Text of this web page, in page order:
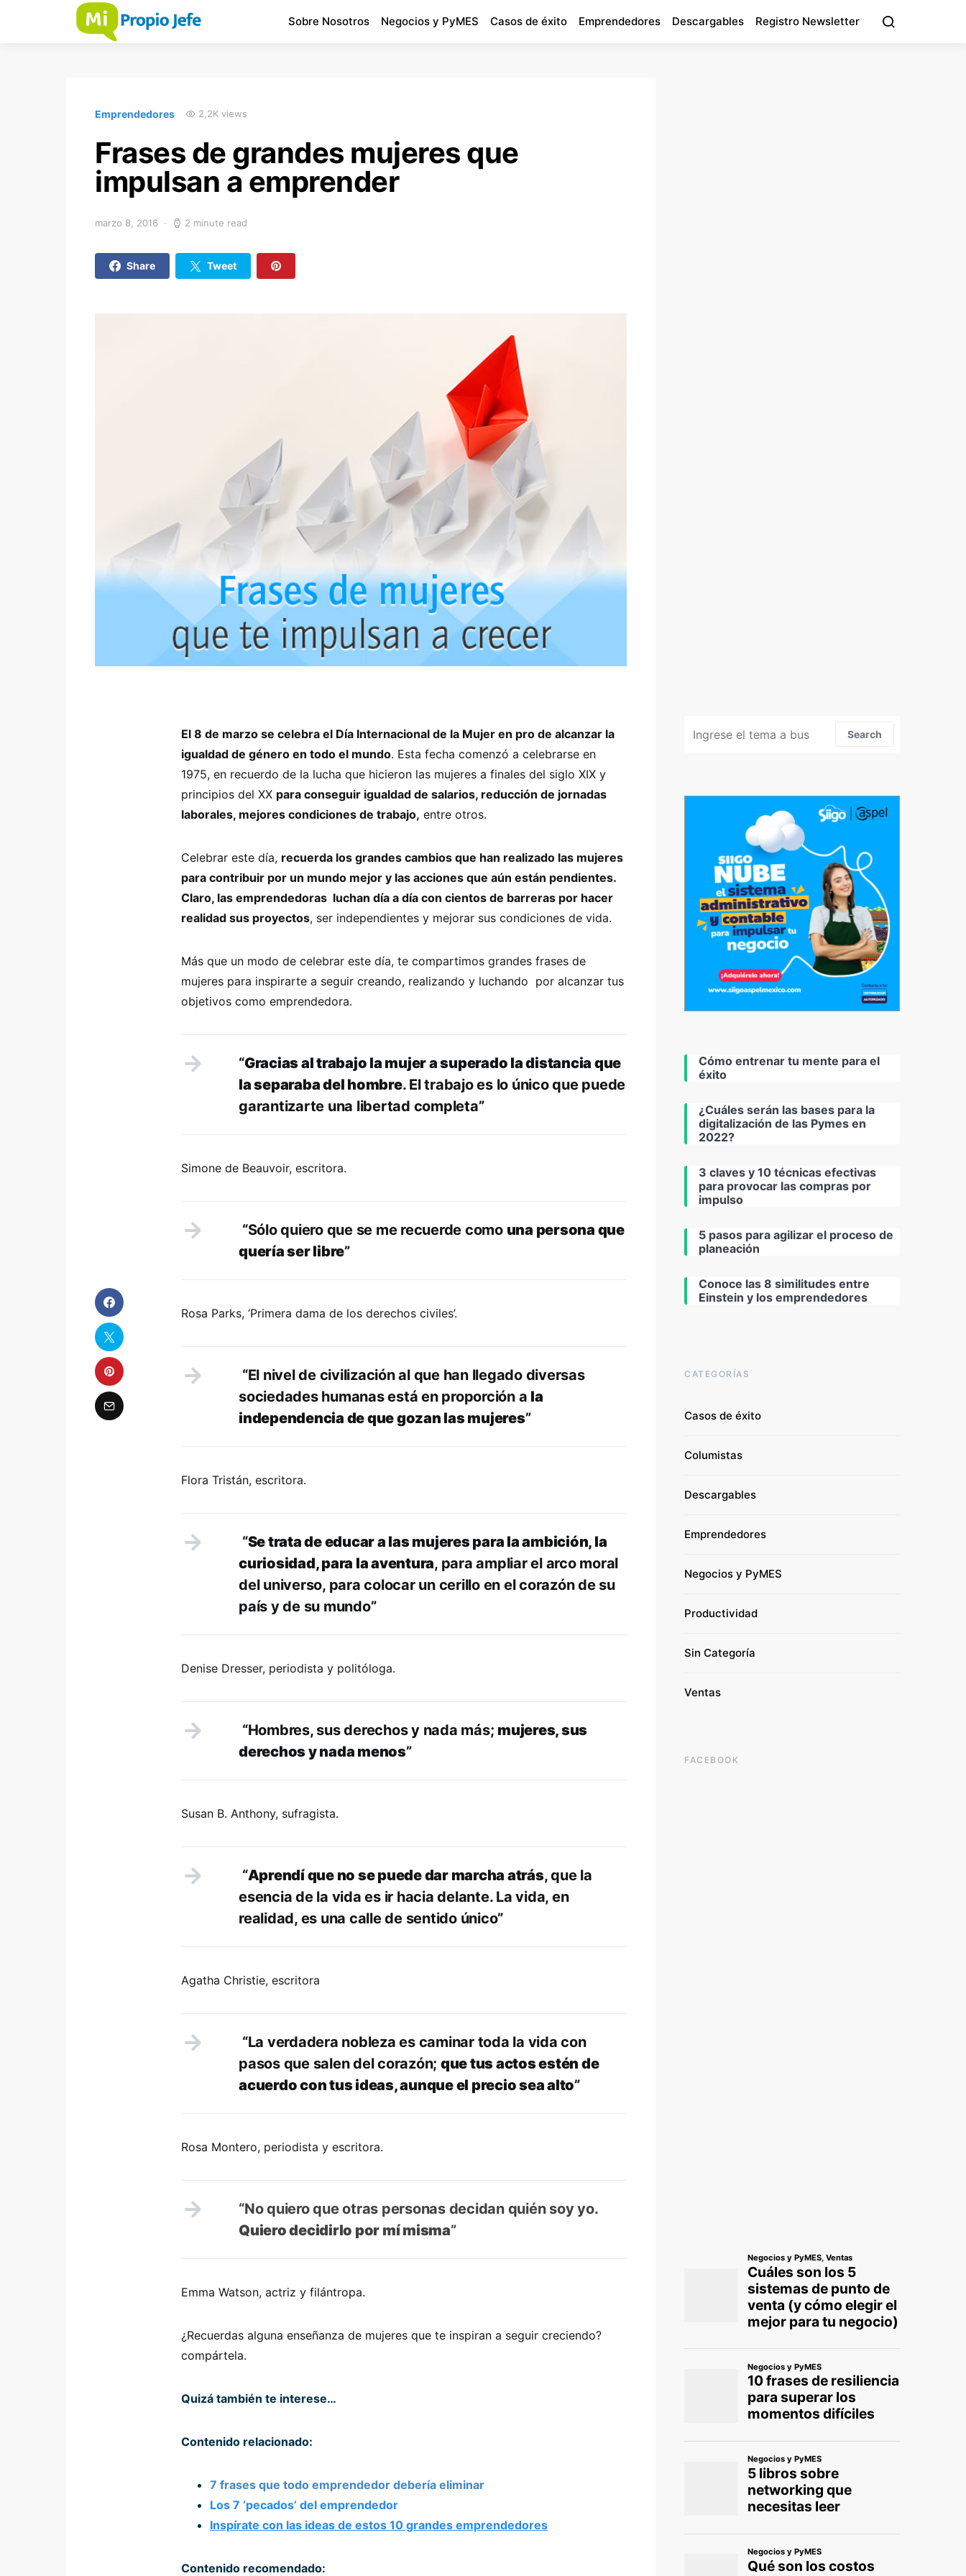
Sobre Nosotros Negocios y PyMES Casos de éxito Emprendedores Descargables Registro Newsletter
Emprendedores 2,2K views
Frases de grandes mujeres que
impulsan a emprender
marzo 8, 2016 2 minute read
Share Tweet
El 8 de marzo se celebra el Día Internacional de la Mujer en pro de alcanzar la
igualdad de género en todo el mundo. Esta fecha comenzó a celebrarse en
1975, en recuerdo de la lucha que hicieron las mujeres a finales del siglo XIX y
principios del XX para conseguir igualdad de salarios, reducción de jornadas
laborales, mejores condiciones de trabajo, entre otros.
Celebrar este día, recuerda los grandes cambios que han realizado las mujeres
para contribuir por un mundo mejor y las acciones que aún están pendientes.
Claro, las emprendedoras luchan día a día con cientos de barreras por hacer
realidad sus proyectos, ser independientes y mejorar sus condiciones de vida.
Más que un modo de celebrar este día, te compartimos grandes frases de
mujeres para inspirarte a seguir creando, realizando y luchando por alcanzar tus
objetivos como emprendedora.
“Gracias al trabajo la mujer a superado la distancia que
la separaba del hombre. El trabajo es lo único que puede
garantizarte una libertad completa”
Simone de Beauvoir, escritora.
“Sólo quiero que se me recuerde como una persona que
quería ser libre”
Rosa Parks, ‘Primera dama de los derechos civiles’.
“El nivel de civilización al que han llegado diversas
sociedades humanas está en proporción a la
independencia de que gozan las mujeres”
Flora Tristán, escritora.
“Se trata de educar a las mujeres para la ambición, la
curiosidad, para la aventura, para ampliar el arco moral
del universo, para colocar un cerillo en el corazón de su
país y de su mundo”
Denise Dresser, periodista y politóloga.
“Hombres, sus derechos y nada más; mujeres, sus
derechos y nada menos”
Susan B. Anthony, sufragista.
“Aprendí que no se puede dar marcha atrás, que la
esencia de la vida es ir hacia delante. La vida, en
realidad, es una calle de sentido único”
Agatha Christie, escritora
“La verdadera nobleza es caminar toda la vida con
pasos que salen del corazón; que tus actos estén de
acuerdo con tus ideas, aunque el precio sea alto”
Rosa Montero, periodista y escritora.
“No quiero que otras personas decidan quién soy yo.
Quiero decidirlo por mí misma”
Emma Watson, actriz y filántropa.
¿Recuerdas alguna enseñanza de mujeres que te inspiran a seguir creciendo?
compártela.
Quizá también te interese…
Contenido relacionado:
7 frases que todo emprendedor debería eliminar
Los 7 ‘pecados’ del emprendedor
Inspírate con las ideas de estos 10 grandes emprendedores
Contenido recomendado:
Search
Cómo entrenar tu mente para el
éxito
¿Cuáles serán las bases para la
digitalización de las Pymes en
2022?
3 claves y 10 técnicas efectivas
para provocar las compras por
impulso
5 pasos para agilizar el proceso de
planeación
Conoce las 8 similitudes entre
Einstein y los emprendedores
CATEGORÍAS
Casos de éxito
Columistas
Descargables
Emprendedores
Negocios y PyMES
Productividad
Sin Categoría
Ventas
FACEBOOK